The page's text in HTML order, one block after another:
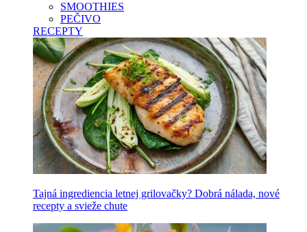
SMOOTHIES
PEČIVO
RECEPTY
Tajná ingrediencia letnej grilovačky? Dobrá nálada, nové
recepty a svieže chute